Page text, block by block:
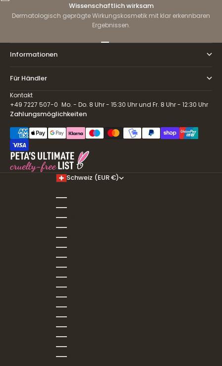
Wissenschaftlich wirksam
Dermatologisch geprägte Wirkungskosmetik mit klar erkennbaren
Ergebnissen.
Informationen
Für Händler
Kontakt
+49 7227 507-0 Mo. - Do. 8 Uhr - 15:30 Uhr und Fr. 8 Uhr - 12:30 Uhr
Zahlungsmöglichkeiten
Schweiz (EUR €)
Belgien (EUR €)
Bulgarien (EUR €)
Dänemark (EUR €)
Deutschland (EUR €)
Estland (EUR €)
Finnland (EUR €)
Frankreich (EUR €)
Griechenland (EUR €)
Irland (EUR €)
Italien (EUR €)
Kroatien (EUR €)
Lettland (EUR €)
Litauen (EUR €)
Luxemburg (EUR €)
Malta (EUR €)
Niederlande (EUR €)
Österreich (EUR €)